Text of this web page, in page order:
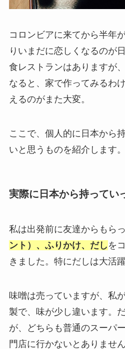
コロンビアに来てから半年
りいまだに恋しくなるのが
食レストランはありますが
なると、家で作ってみるわ
えるのがまた大変。
ここで、個人的に日本から
いと思うものを紹介します。
実際に日本から持ってい
私は出発前に友達からもら
ント）、ふりかけ、だし を
きました。特にだしは大活躍
味噌は売っていますが、私
製で、味が少し違います。
が、どちらも普通のスーパ
門店に行かないとありません